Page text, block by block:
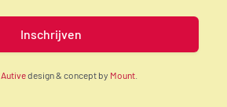
Autivedesign & concept by Mount.